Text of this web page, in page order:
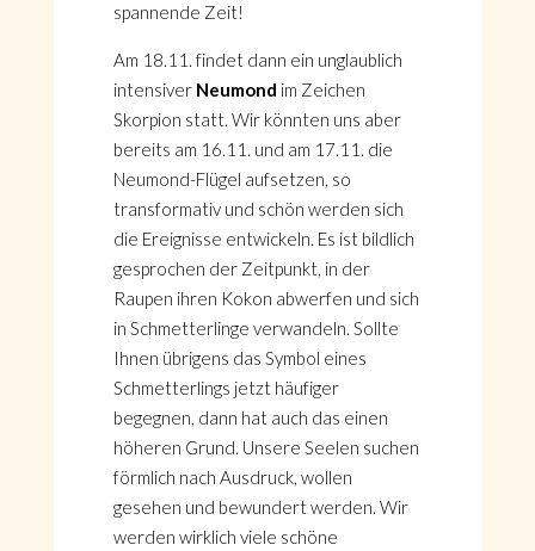
spannende Zeit!
Am 18.11. findet dann ein unglaublich
intensiver Neumond im Zeichen
Skorpion statt. Wir könnten uns aber
bereits am 16.11. und am 17.11. die
Neumond-Flügel aufsetzen, so
transformativ und schön werden sich
die Ereignisse entwickeln. Es ist bildlich
gesprochen der Zeitpunkt, in der
Raupen ihren Kokon abwerfen und sich
in Schmetterlinge verwandeln. Sollte
Ihnen übrigens das Symbol eines
Schmetterlings jetzt häufiger
begegnen, dann hat auch das einen
höheren Grund. Unsere Seelen suchen
förmlich nach Ausdruck, wollen
gesehen und bewundert werden. Wir
werden wirklich viele schöne